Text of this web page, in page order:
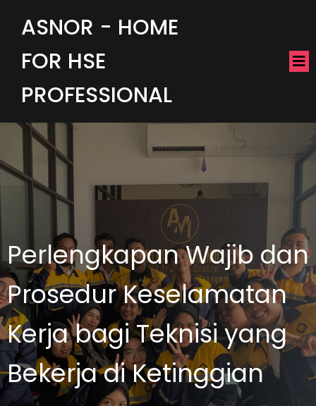
ASNOR - HOME
FOR HSE
PROFESSIONAL
Perlengkapan Wajib dan
Prosedur Keselamatan
Kerja bagi Teknisi yang
Bekerja di Ketinggian